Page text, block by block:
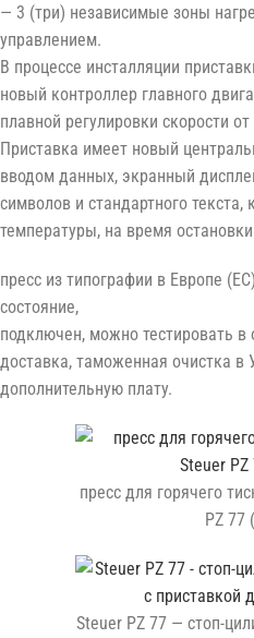
— 3 (три) независимые зоны
управлением.
В процессе инсталляции
новый контроллер главного
плавной регулировки скорости
Приставка имеет новый
вводом данных, экранный
символов и стандартного текста,
температуры, на время
пресс из типографии в Европе
состояние,
подключен, можно тестировать
доставка, таможенная очистка в
дополнительную плату.
пресс для горячего
PZ 77
Steuer PZ 77 — стоп-